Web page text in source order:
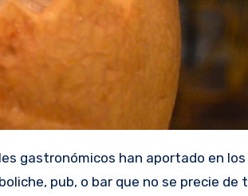
pub, o bar que no se precie de